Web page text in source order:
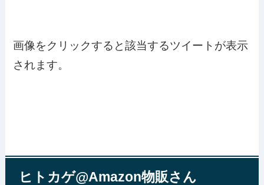
画像をクリックすると該当するツイートが表示
されます。
ヒトカゲ@Amazon物販さん